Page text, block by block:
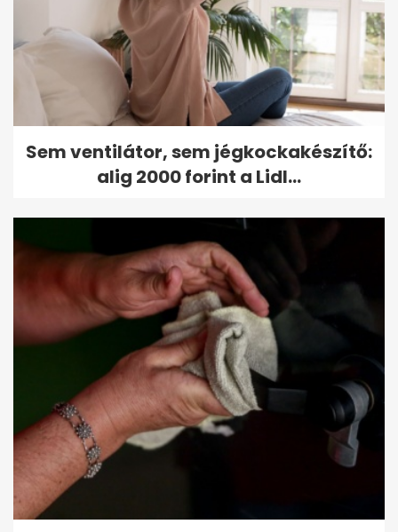
Sem ventilátor, sem jégkockakészítő:
alig 2000 forint a Lidl...